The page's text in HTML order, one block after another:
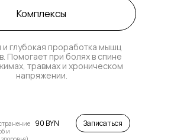
Комплексы
и глубокая проработка мышц
Помогает при болях в спине
травмах и хроническом
напряжении.
и
90 BYN Записаться